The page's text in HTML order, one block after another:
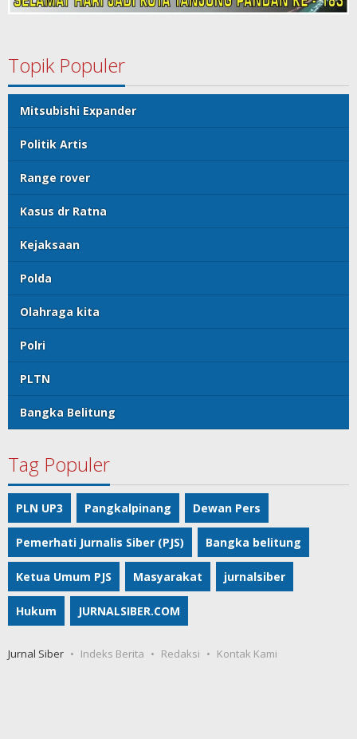
Topik Populer
Mitsubishi Expander
Politik Artis
Range rover
Kasus dr Ratna
Kejaksaan
Polda
Olahraga kita
Polri
PLTN
Bangka Belitung
Tag Populer
PLN UP3 Pangkalpinang Dewan Pers
Pemerhati Jurnalis Siber (PJS) Bangka belitung
Ketua Umum PJS Masyarakat jurnalsiber
Hukum JURNALSIBER.COM
Jurnal Siber Indeks Berita Redaksi Kontak Kami